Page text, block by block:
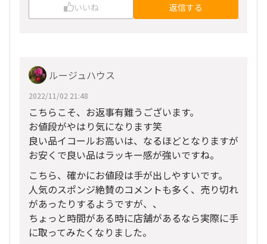
いいね 返信する
ルージュハウス
2022/11/02 21:48
こちらこそ、お返事有難うございます。
お値段がやはり気になります笑
良い品イコールお高いは、なるほどとなりますが
お安くで良い品はラッキー感が強いですね。
こちら、確かにお値段は手が出しやすいです。
人気のスポンジ絶賛のコメントも多く、売り切れ
があったりするようですが、、
ちょっと時間がある時に店舗があるなら実際に手
に取ってみたくなりました。